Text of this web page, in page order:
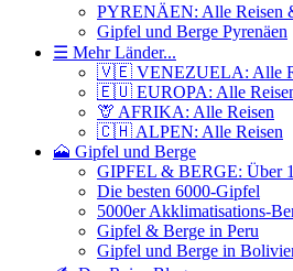
PYRENÄEN: Alle Reisen
Gipfel und Berge Pyrenäen
☰ Mehr Länder...
🇻🇪 VENEZUELA: Alle
🇪🇺 EUROPA: Alle
🦒 AFRIKA: Alle Reisen
🇨🇭 ALPEN: Alle Reisen
🗻 Gipfel und Berge
GIPFEL & BERGE: Über
Die besten 6000-Gipfel
5000er Akklimatisations-
Gipfel & Berge in Peru
Gipfel und Berge in